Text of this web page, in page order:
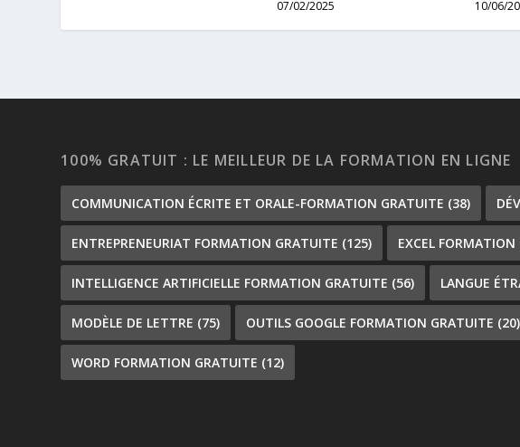
07/02/2025 10/06/
100% GRATUIT : LE MEILLEUR DE LA FORMATION EN LIGNE
COMMUNICATION ÉCRITE ET ORALE-FORMATION GRATUITE (38)
ENTREPRENEURIAT FORMATION GRATUITE (125) EXCEL
INTELLIGENCE ARTIFICIELLE FORMATION GRATUITE (56) LANGUE
MODÈLE DE LETTRE (75) OUTILS GOOGLE FORMATION GRATUITE (20)
WORD FORMATION GRATUITE (12)